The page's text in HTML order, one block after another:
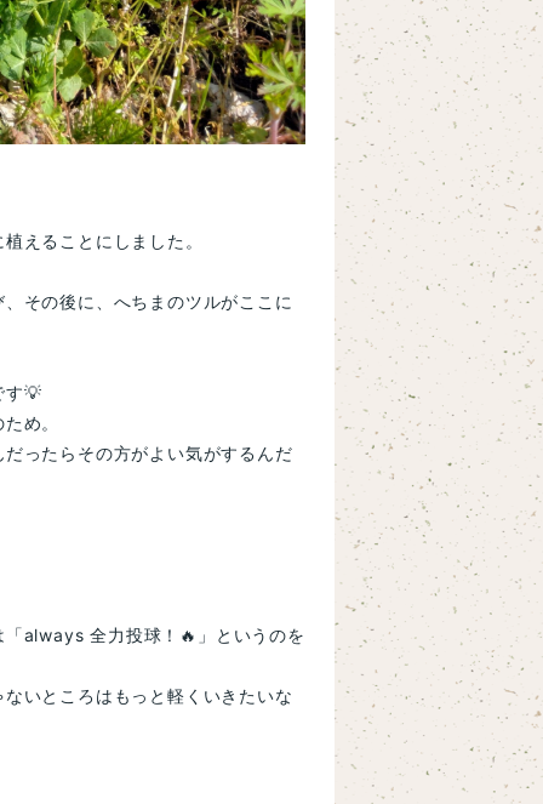
えることにしました。
その後に、へちまのツルがここに
す💡
め。
ったらその方がよい気がするんだ
「always 全力投球！🔥」というのを
ないところはもっと軽くいきたいな